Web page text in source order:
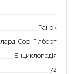
Ранок
Софі Ґілберт
Енциклопедія
72